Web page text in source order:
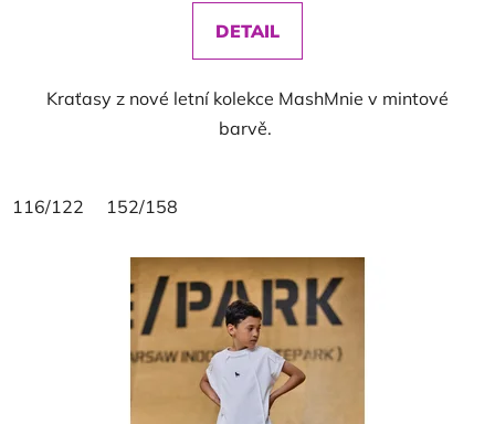
DETAIL
Kraťasy z nové letní kolekce MashMnie v mintové
barvě.
116/122 152/158